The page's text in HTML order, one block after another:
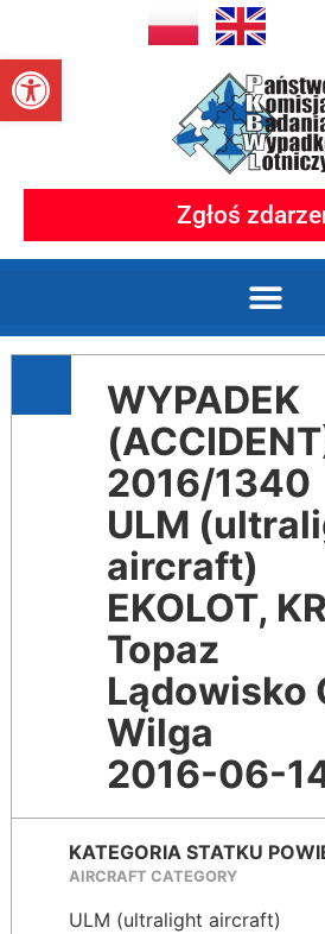
Otwórz pasek
Zgłoś
WYPADEK
2016/1340
ULM
aircraft)
EKOLOT,
Topaz
Lądowisko
Wilga
2016-06-
KATEGORIA STATKU
AIRCRAFT CATEGORY
ULM (ultralight aircraft)